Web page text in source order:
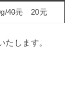
40元20元
します。